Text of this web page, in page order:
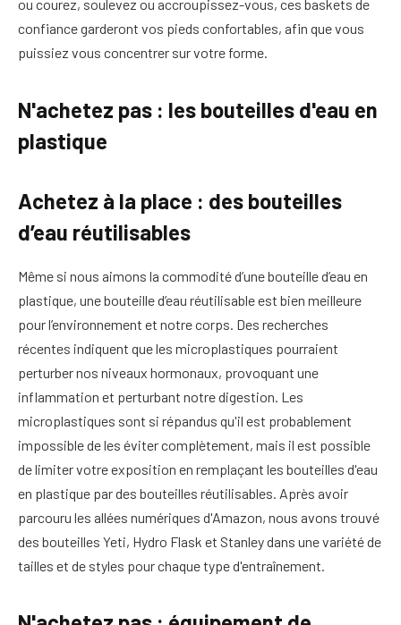
ou courez, soulevez ou accroupissez-vous, ces baskets de
confiance garderont vos pieds confortables, afin que vous
puissiez vous concentrer sur votre forme.
N'achetez pas : les bouteilles d'eau en
plastique
Achetez à la place : des bouteilles
d’eau réutilisables
Même si nous aimons la commodité d’une bouteille d’eau en
plastique, une bouteille d’eau réutilisable est bien meilleure
pour l’environnement et notre corps. Des recherches
récentes indiquent que les microplastiques pourraient
perturber nos niveaux hormonaux, provoquant une
inflammation et perturbant notre digestion. Les
microplastiques sont si répandus qu'il est probablement
impossible de les éviter complètement, mais il est possible
de limiter votre exposition en remplaçant les bouteilles d'eau
en plastique par des bouteilles réutilisables. Après avoir
parcouru les allées numériques d'Amazon, nous avons trouvé
des bouteilles Yeti, Hydro Flask et Stanley dans une variété de
tailles et de styles pour chaque type d'entraînement.